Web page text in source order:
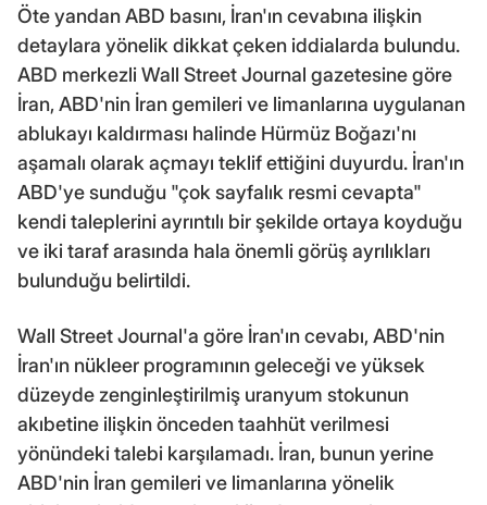
Öte yandan ABD basını, İran'ın cevabına ilişkin
detaylara yönelik dikkat çeken iddialarda bulundu.
ABD merkezli Wall Street Journal gazetesine göre
İran, ABD'nin İran gemileri ve limanlarına uygulanan
ablukayı kaldırması halinde Hürmüz Boğazı'nı
aşamalı olarak açmayı teklif ettiğini duyurdu. İran'ın
ABD'ye sunduğu "çok sayfalık resmi cevapta"
kendi taleplerini ayrıntılı bir şekilde ortaya koyduğu
ve iki taraf arasında hala önemli görüş ayrılıkları
bulunduğu belirtildi.
Wall Street Journal'a göre İran'ın cevabı, ABD'nin
İran'ın nükleer programının geleceği ve yüksek
düzeyde zenginleştirilmiş uranyum stokunun
akıbetine ilişkin önceden taahhüt verilmesi
yönündeki talebi karşılamadı. İran, bunun yerine
ABD'nin İran gemileri ve limanlarına yönelik